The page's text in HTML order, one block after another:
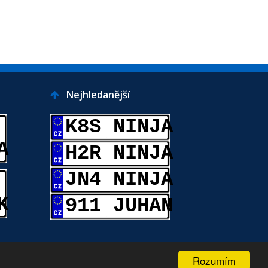
Rozumím
Nejhledanější
K8S NINJA
H2R NINJA
JN4 NINJA
911 JUHAN
Kontakt